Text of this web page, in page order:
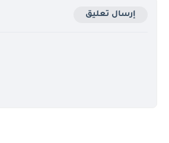
إرسال تعليق